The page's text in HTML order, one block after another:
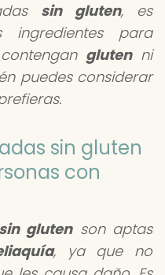
sin gluten, es
ingredientes para
glutenni
puedes considerar
sin gluten
con
sin glutenson aptas
, ya que no